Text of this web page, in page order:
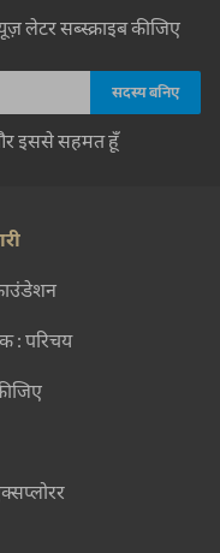
लेटर सब्स्क्राइब कीजिए
इससे सहमत हूँ
: परिचय